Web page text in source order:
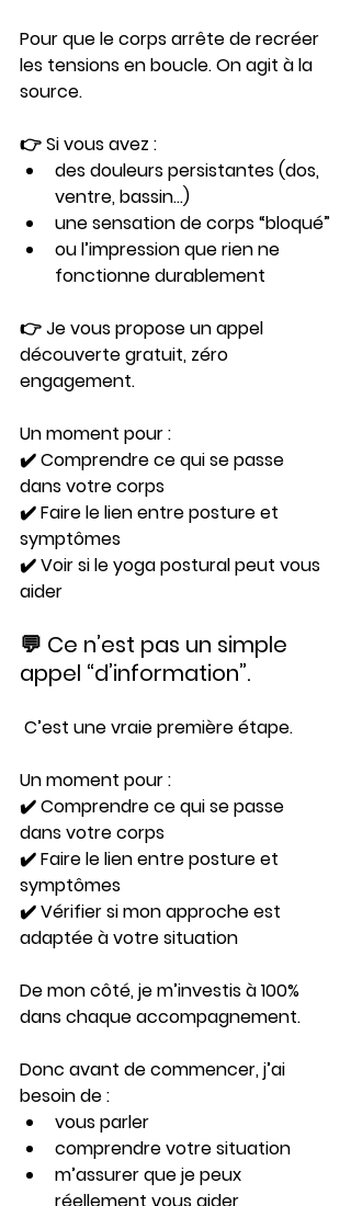
Pour que le corps arrête de recréer
les tensions en boucle. On agit à la
source.
👉 Si vous avez :
des douleurs persistantes (dos,
ventre, bassin…)
une sensation de corps “bloqué”
ou l’impression que rien ne
fonctionne durablement
👉 Je vous propose un appel
découverte gratuit, zéro
engagement.
Un moment pour :
✔️ Comprendre ce qui se passe
dans votre corps
✔️ Faire le lien entre posture et
symptômes
✔️ Voir si le yoga postural peut vous
aider
💬 Ce n’est pas un simple
appel “d’information”.
C’est une vraie première étape.
Un moment pour :
✔️ Comprendre ce qui se passe
dans votre corps
✔️ Faire le lien entre posture et
symptômes
✔️ Vérifier si mon approche est
adaptée à votre situation
De mon côté, je m’investis à 100%
dans chaque accompagnement.
Donc avant de commencer, j’ai
besoin de :
vous parler
comprendre votre situation
m’assurer que je peux
réellement vous aider